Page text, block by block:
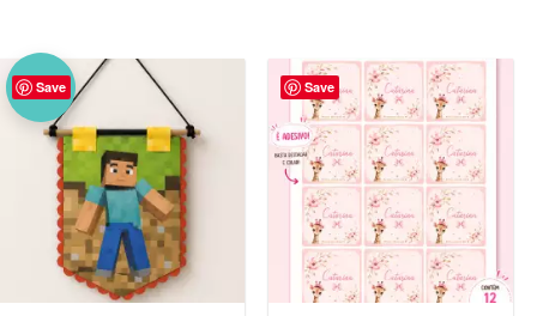
Save
NO
VO Save